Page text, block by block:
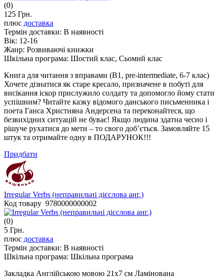
(0)
125 Грн.
плюс доставка
Термін доставки: В наявності
Вік: 12-16
Жанр: Розвиваючі книжки
Шкільна програма: Шостий клас, Сьомий клас
Книга для читання з вправами (В1, pre-intermediate, 6-7 клас)
Хочете дізнатися як старе кресало, призначене в побуті для
висікання іскор прислужило солдату та допомогло йому стати
успішним? Читайте казку відомого данського письменника і
поета Ганса Християна Андерсена та переконайтеся, що
безвихідних ситуацій не буває! Якщо людина здатна чесно і
рішуче рухатися до мети – то свого доб’ється. Замовляйте 15
штук та отримайте одну в ПОДАРУНОК!!!
Придбати
Irregular Verbs (неправильні дієслова анг.)
Код товару 9780000000002
(0)
5 Грн.
плюс доставка
Термін доставки: В наявності
Шкільна програма: Шкільна програма
Закладка Англійською мовою 21x7 см Ламінована